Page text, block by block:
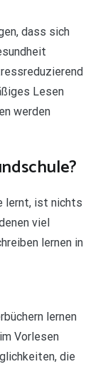
dass sich
Lesen
werden
lernt, ist nichts
viel
lernen in
lernen
Vorlesen
die